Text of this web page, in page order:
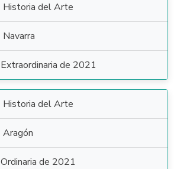
Historia del Arte
Navarra
Extraordinaria de 2021
Historia del Arte
Aragón
Ordinaria de 2021